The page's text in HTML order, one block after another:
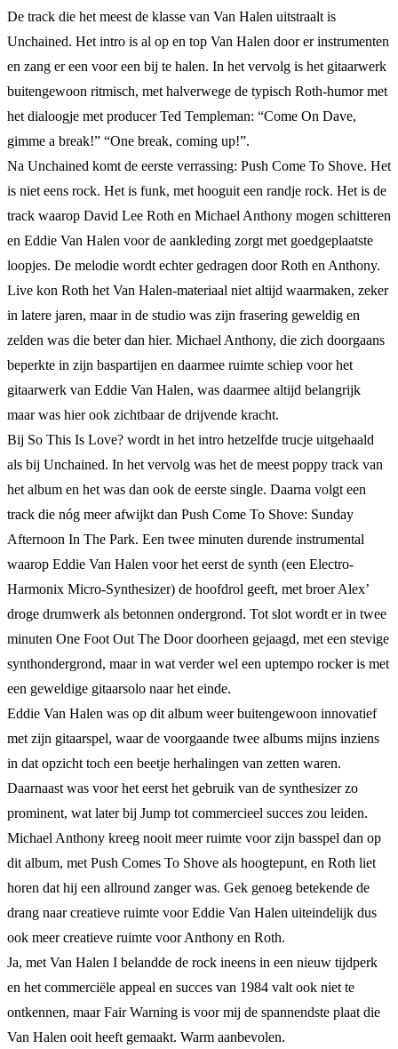
De track die het meest de klasse van Van Halen uitstraalt is
Unchained. Het intro is al op en top Van Halen door er instrumenten
en zang er een voor een bij te halen. In het vervolg is het gitaarwerk
buitengewoon ritmisch, met halverwege de typisch Roth-humor met
het dialoogje met producer Ted Templeman: “Come On Dave,
gimme a break!” “One break, coming up!”.
Na Unchained komt de eerste verrassing: Push Come To Shove. Het
is niet eens rock. Het is funk, met hooguit een randje rock. Het is de
track waarop David Lee Roth en Michael Anthony mogen schitteren
en Eddie Van Halen voor de aankleding zorgt met goedgeplaatste
loopjes. De melodie wordt echter gedragen door Roth en Anthony.
Live kon Roth het Van Halen-materiaal niet altijd waarmaken, zeker
in latere jaren, maar in de studio was zijn frasering geweldig en
zelden was die beter dan hier. Michael Anthony, die zich doorgaans
beperkte in zijn baspartijen en daarmee ruimte schiep voor het
gitaarwerk van Eddie Van Halen, was daarmee altijd belangrijk
maar was hier ook zichtbaar de drijvende kracht.
Bij So This Is Love? wordt in het intro hetzelfde trucje uitgehaald
als bij Unchained. In het vervolg was het de meest poppy track van
het album en het was dan ook de eerste single. Daarna volgt een
track die nóg meer afwijkt dan Push Come To Shove: Sunday
Afternoon In The Park. Een twee minuten durende instrumental
waarop Eddie Van Halen voor het eerst de synth (een Electro-
Harmonix Micro-Synthesizer) de hoofdrol geeft, met broer Alex’
droge drumwerk als betonnen ondergrond. Tot slot wordt er in twee
minuten One Foot Out The Door doorheen gejaagd, met een stevige
synthondergrond, maar in wat verder wel een uptempo rocker is met
een geweldige gitaarsolo naar het einde.
Eddie Van Halen was op dit album weer buitengewoon innovatief
met zijn gitaarspel, waar de voorgaande twee albums mijns inziens
in dat opzicht toch een beetje herhalingen van zetten waren.
Daarnaast was voor het eerst het gebruik van de synthesizer zo
prominent, wat later bij Jump tot commercieel succes zou leiden.
Michael Anthony kreeg nooit meer ruimte voor zijn basspel dan op
dit album, met Push Comes To Shove als hoogtepunt, en Roth liet
horen dat hij een allround zanger was. Gek genoeg betekende de
drang naar creatieve ruimte voor Eddie Van Halen uiteindelijk dus
ook meer creatieve ruimte voor Anthony en Roth.
Ja, met Van Halen I belandde de rock ineens in een nieuw tijdperk
en het commerciële appeal en succes van 1984 valt ook niet te
ontkennen, maar Fair Warning is voor mij de spannendste plaat die
Van Halen ooit heeft gemaakt. Warm aanbevolen.